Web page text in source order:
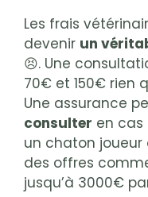
Les frais
devenir un
😣. Une
70€ et 150€ rien
Une assurance
consulter en cas
un chaton joueur
des offres
jusqu’à 3000€